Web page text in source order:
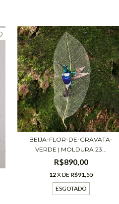
BEIJA-FLOR-DE-GRAVATA-
VERDE | MOLDURA 23...
R$890,00
12X DE R$91,55
ESGOTADO